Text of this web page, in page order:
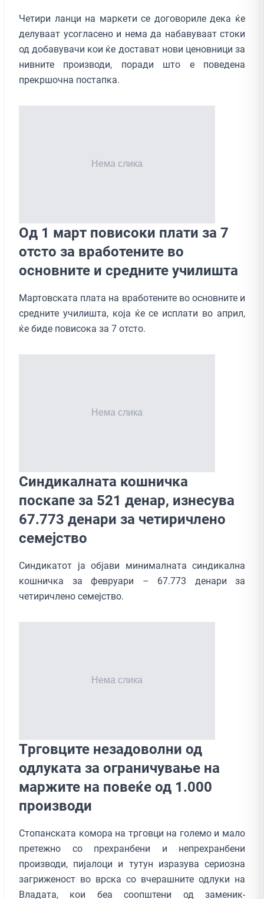
Четири ланци на маркети се договориле дека ќе
делуваат усогласено и нема да набавуваат стоки
од добавувачи кои ќе достават нови ценовници за
нивните производи, поради што е поведена
прекршочна постапка.
Од 1 март повисоки плати за 7
отсто за вработените во
основните и средните училишта
Мартовската плата на вработените во основните и
средните училишта, која ќе се исплати во април,
ќе биде повисока за 7 отсто.
Синдикалната кошничка
поскапе за 521 денар, изнесува
67.773 денари за четиричлено
семејство
Синдикатот ја објави минималната синдикална
кошничка за февруари – 67.773 денари за
четиричлено семејство.
Tрговците незадоволни од
одлуката за ограничување на
маржите на повеќе од 1.000
производи
Стопанската комора на трговци на големо и мало
претежно со прехранбени и непрехранбени
производи, пијалоци и тутун изразува сериозна
загриженост во врска со вчерашните одлуки на
Владата, кои беа соопштени од заменик-